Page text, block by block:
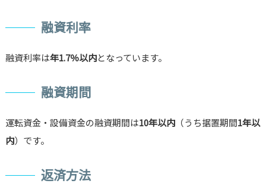
融資利率
融資利率は年1.7％以内となっています。
融資期間
運転資金・設備資金の融資期間は10年以内（うち据置期間1年以
内）です。
返済方法